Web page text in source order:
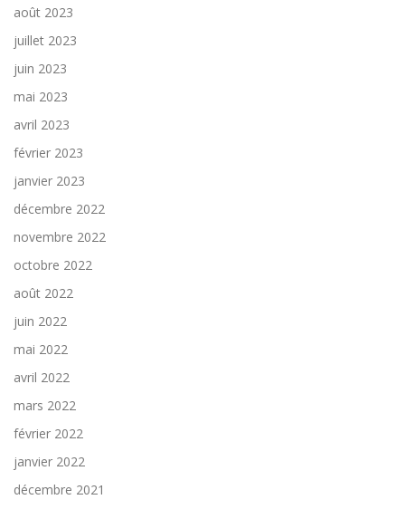
août 2023
juillet 2023
juin 2023
mai 2023
avril 2023
février 2023
janvier 2023
décembre 2022
novembre 2022
octobre 2022
août 2022
juin 2022
mai 2022
avril 2022
mars 2022
février 2022
janvier 2022
décembre 2021